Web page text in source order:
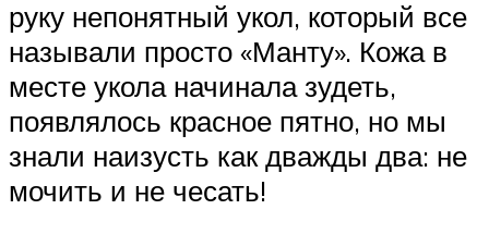
руку непонятный укол, который все
называли просто «Манту». Кожа в
месте укола начинала зудеть,
появлялось красное пятно, но мы
знали наизусть как дважды два: не
мочить и не чесать!